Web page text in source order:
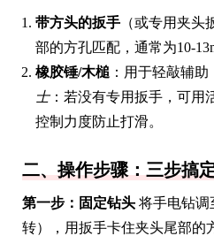
带方头的扳手 （或专用夹头
部的方孔匹配，通常为10-
橡胶锤/木槌 ：用于轻敲辅
士：若没有专用扳手，可用
控制力度防止打滑。
二、操作步骤：三步搞
第一步：固定钻头 将手电钻调
转），用扳手卡住夹头尾部的